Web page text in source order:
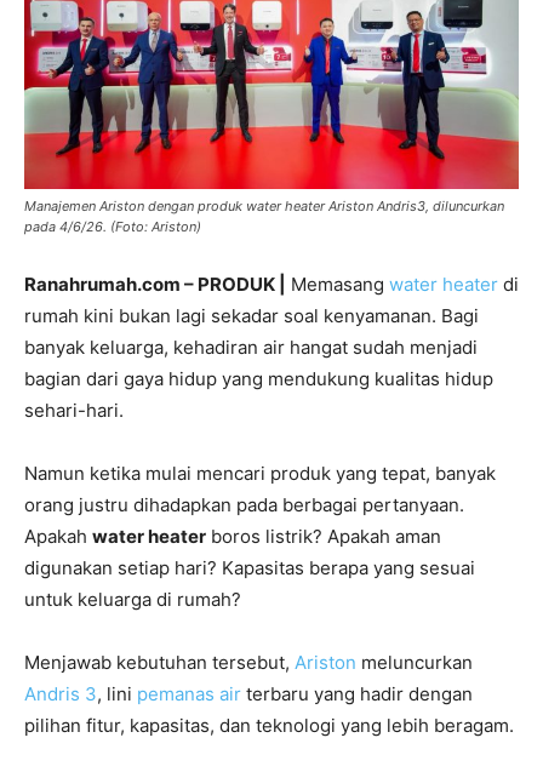
Manajemen Ariston dengan produk water heater Ariston Andris3, diluncurkan
pada 4/6/26. (Foto: Ariston)
Ranahrumah.com – PRODUK | Memasang water heater di
rumah kini bukan lagi sekadar soal kenyamanan. Bagi
banyak keluarga, kehadiran air hangat sudah menjadi
bagian dari gaya hidup yang mendukung kualitas hidup
sehari-hari.
Namun ketika mulai mencari produk yang tepat, banyak
orang justru dihadapkan pada berbagai pertanyaan.
Apakah water heater boros listrik? Apakah aman
digunakan setiap hari? Kapasitas berapa yang sesuai
untuk keluarga di rumah?
Menjawab kebutuhan tersebut, Ariston meluncurkan
Andris 3, lini pemanas air terbaru yang hadir dengan
pilihan fitur, kapasitas, dan teknologi yang lebih beragam.